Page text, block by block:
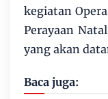
kegiatan
Perayaan
yang akan
Baca juga: